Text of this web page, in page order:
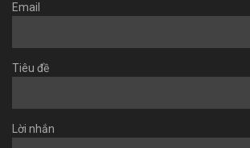
Email
Tiêu đề
Lời nhắn